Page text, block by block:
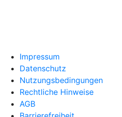
Impressum
Datenschutz
Nutzungsbedingungen
Rechtliche Hinweise
AGB